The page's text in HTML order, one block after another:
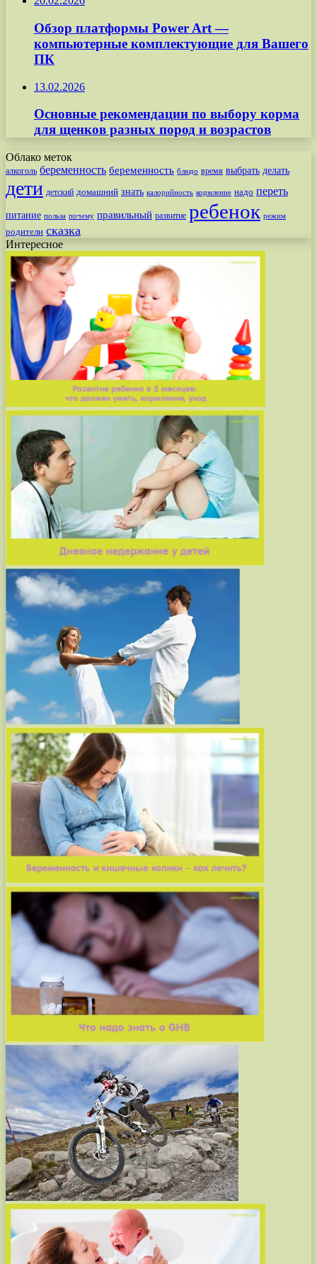
Обзор платформы Power Art —
компьютерные комплектующие для Вашего
ПК
13.02.2026
Основные рекомендации по выбору корма
для щенков разных пород и возрастов
Облако меток
алкоголь беременность беременность блюдо время выбрать делать
дети детский домашний знать калорийность кормление надо переть
питание польза почему правильный развитие ребенок режим
родители сказка
Интересное